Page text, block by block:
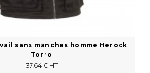
sans manches homme Herock
Torro
37,64 € HT